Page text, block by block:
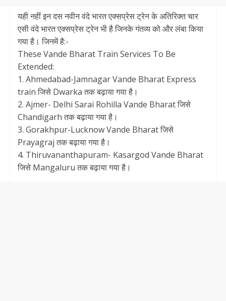
यही नहीं इन दस नवीन वंदे भारत एक्सप्रेस ट्रेन के अतिरिक्त चार
एसी वंदे भारत एक्सप्रेस ट्रेन भी है जिनके गंतव्य को और लंबा किया
गया है। जिनमें है:-
These Vande Bharat Train Services To Be
Extended:
1. Ahmedabad-Jamnagar Vande Bharat Express
train जिसे Dwarka तक बढ़ाया गया है।
2. Ajmer- Delhi Sarai Rohilla Vande Bharat जिसे
Chandigarh तक बढ़ाया गया है।
3. Gorakhpur-Lucknow Vande Bharat जिसे
Prayagraj तक बढ़ाया गया है।
4. Thiruvananthapuram- Kasargod Vande Bharat
जिसे Mangaluru तक बढ़ाया गया है।